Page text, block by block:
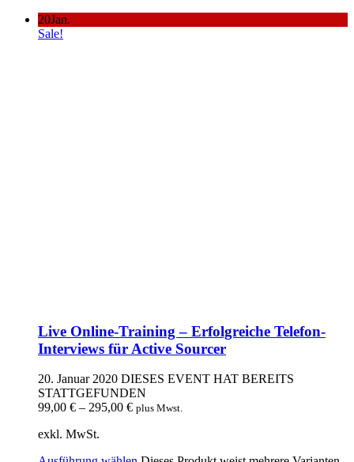
20Jan.
Sale!
Live Online-Training – Erfolgreiche Telefon-
Interviews für Active Sourcer
20. Januar 2020 DIESES EVENT HAT BEREITS
STATTGEFUNDEN
99,00 € – 295,00 € plus Mwst.
exkl. MwSt.